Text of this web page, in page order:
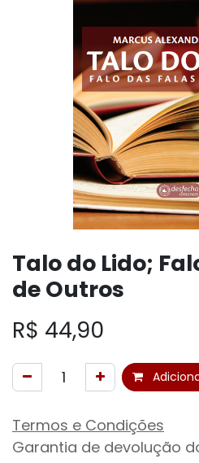
Talo do Lido;
de Outros
R$ 44,90
Termos e Condições
Garantia de devolução